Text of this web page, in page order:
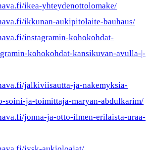
ikea-yhteydenottolomake/
ikkunan-aukipitolaite-bauhaus/
instagramin-kohokohdat-
kohokohdat-kansikuvan-avulla-|-
jalkiviisautta-ja-nakemyksia-
soini-ja-toimittaja-maryan-abdulkarim/
jonna-ja-otto-ilmen-erilaista-uraa-